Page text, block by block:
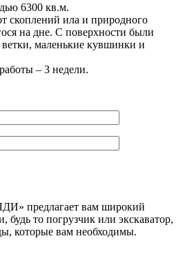
6300 кв.м.
скоплений ила и природного
на дне. С поверхности были
маленькие кувшинки и
– 3 недели.
предлагает вам широкий
будь то погрузчик или экскаватор,
которые вам необходимы.